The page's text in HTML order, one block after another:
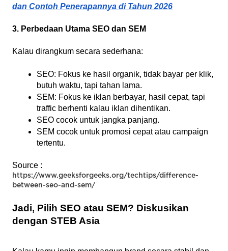
dan Contoh Penerapannya di Tahun 2026
3. Perbedaan Utama SEO dan SEM
Kalau dirangkum secara sederhana:
SEO: Fokus ke hasil organik, tidak bayar per klik,
butuh waktu, tapi tahan lama.
SEM: Fokus ke iklan berbayar, hasil cepat, tapi
traffic berhenti kalau iklan dihentikan.
SEO cocok untuk jangka panjang.
SEM cocok untuk promosi cepat atau campaign
tertentu.
https://www.geeksforgeeks.org/techtips/difference-
between-seo-and-sem/
Jadi, Pilih SEO atau SEM? Diskusikan
dengan STEB Asia